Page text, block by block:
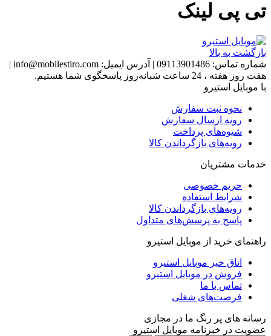
تی پی لینک
بازگشت به بالا
شماره تماس: 09113901486
| آدرس ایمیل: info@mobilestiro.com
|
هفت روز هفته ، 24 ساعت شبانه‌روز پاسخگوی شما هستیم.
با موبایل استیرو
نحوه ثبت سفارش
رویه ارسال سفارش
شیوه‌های پرداخت
رویه‌های بازگرداندن کالا
خدمات مشتریان
حریم خصوصی
شرایط استفاده
رویه‌های بازگرداندن کالا
پاسخ به پرسش‌های متداول
راهنمای خرید از موبایل استیرو
اتاق خبر موبایل استیرو
فروش در موبایل استیرو
تماس با ما
فرصت‌های شغلی
رسانه های پر رنگ ما در مجازی
عضویت در خبرنامه موبایل استیرو